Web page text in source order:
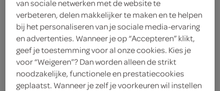
2 eetlepels sojasaus
1 ui
2 sjalotjes
2 teentjes knoflook
van sociale netwerken met de website te
verbeteren, delen makkelijker te maken en te helpen
bij het personaliseren van je sociale media-ervaring
en advertenties. Wanneer je op “Accepteren” klikt,
geef je toestemming voor al onze cookies. Kies je
voor “Weigeren”? Dan worden alleen de strikt
noodzakelijke, functionele en prestatiecookies
geplaatst. Wanneer je zelf je voorkeuren wil instellen